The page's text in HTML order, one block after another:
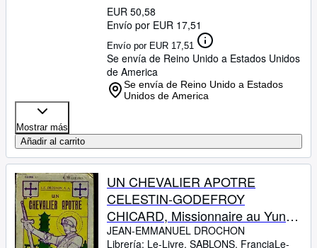
EUR 50,58
Envío por EUR 17,51
Envío por EUR 17,51
Se envía de Reino Unido a Estados Unidos
de America
Se envía de Reino Unido a Estados
Unidos de America
Mostrar más
Añadir al carrito
UN CHEVALIER APOTRE
CELESTIN-GODEFROY
CHICARD, Missionnaire au Yun-
Nan par Jean-Emmanuel Drochon
JEAN-EMMANUEL DROCHON
Librería: Le-Livre, SABLONS, FranciaLe-